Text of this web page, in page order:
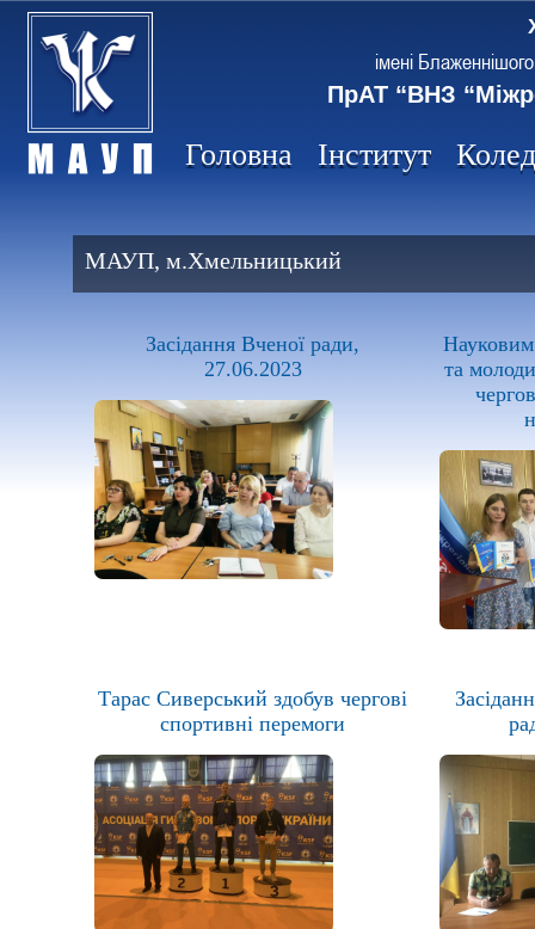
імені
ПрАТ “ВНЗ
Головна Інститут
МАУП, м.Хмельницький
Засідання Вченої ради,
27.06.2023
Науковим
та
Тарас Сиверський здобув чергові
спортивні перемоги